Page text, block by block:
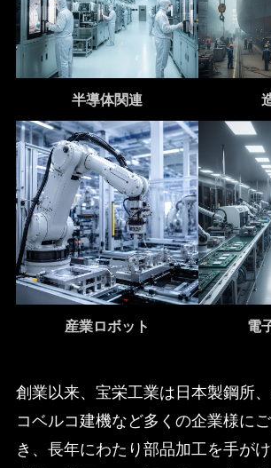
半導体関連
産業ロボット 電
創業以来、宝栄工業は日本製鋼所、
コベルコ建機など多くの企業様に
き、長年にわたり部品加工を手がけ